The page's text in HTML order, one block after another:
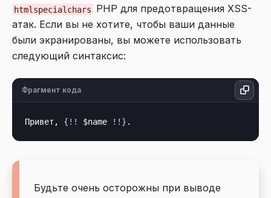
htmlspecialchars
PHP для предотвращения XSS-
атак. Если вы не хотите, чтобы ваши данные
были экранированы, вы можете использовать
следующий синтаксис:
Фрагмент кода
Привет, {!! $name !!}
Будьте очень осторожны при выводе